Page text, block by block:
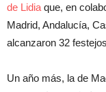
de Lidia que, en
Madrid, Andalucía,
alcanzaron 32
Un año más, la de